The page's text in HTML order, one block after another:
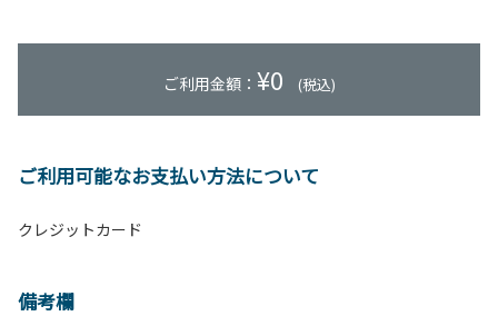
ご利用金額： ¥0 (税込)
ご利用可能なお支払い方法について
クレジットカード
備考欄